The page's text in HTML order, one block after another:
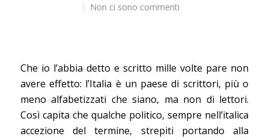
Non ci sono commenti
Che io l’abbia detto e scritto mille volte pare non
avere effetto: l’Italia è un paese di scrittori, più o
meno alfabetizzati che siano, ma non di lettori.
Così capita che qualche politico, sempre nell’italica
accezione del termine, strepiti portando alla